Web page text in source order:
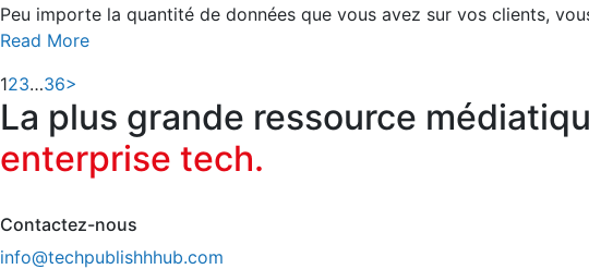
Peu importe la quantité de données que vous avez sur vos clients,
Read More
Posts
navigation
Page
1Page
2Page
3…Page
36>
La plus grande ressource
enterprise tech.
Contactez-nous
info@techpublishhhub.com